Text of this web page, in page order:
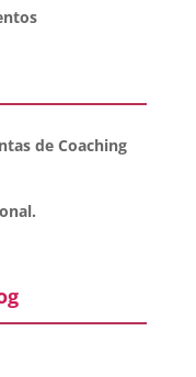
de Coaching